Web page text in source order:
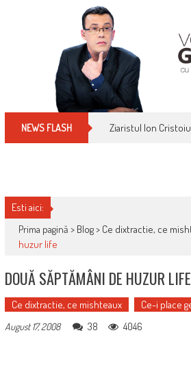
NEWS FLASH Cum îți schimbi,
Esti aici:
Prima pagină > Blog> Ce dixtractie, ce
huzur life
DOUĂ SĂPTĂMÂNI DE HUZUR LIFE
Ce dixtractie, ce mishteaux Ce-i place
August 17, 2008
38 4046